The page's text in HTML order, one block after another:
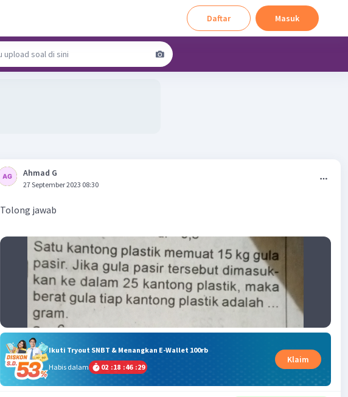
Daftar Masuk
Ahmad G
27 September 2023 08:30
Tolong jawab
Ikuti Tryout SNBT & Menangkan E-Wallet 100rb
Habis dalam
02 :18 :46 :29
Klaim